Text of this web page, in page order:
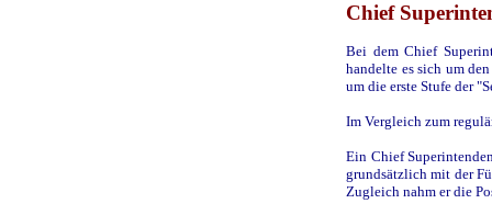
Chief
Bei dem Chief
handelte es sich um
um die erste Stufe der
Im Vergleich zum
Ein Chief
grundsätzlich mit der
Zugleich nahm er die